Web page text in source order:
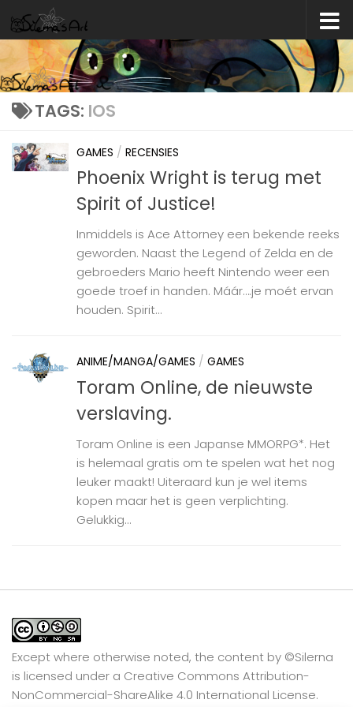
Skip to content
TAGS: IOS
GAMES / RECENSIES
Phoenix Wright is terug met
Spirit of Justice!
Inmiddels is Ace Attorney een bekende reeks
geworden. Naast the Legend of Zelda en de
gebroeders Mario heeft Nintendo weer een
goede troef in handen. Máár….je moét ervan
houden. Spirit...
ANIME/MANGA/GAMES / GAMES
Toram Online, de nieuwste
verslaving.
Toram Online is een Japanse MMORPG*. Het
is helemaal gratis om te spelen wat het nog
leuker maakt! Uiteraard kun je wel items
kopen maar het is geen verplichting.
Gelukkig...
Except where otherwise noted, the content by ©Silerna
is licensed under a Creative Commons Attribution-
NonCommercial-ShareAlike 4.0 International License.